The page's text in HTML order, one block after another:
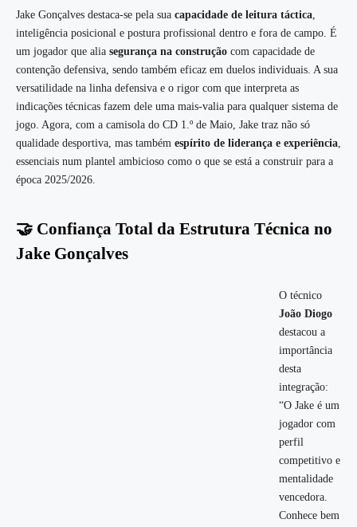
Jake Gonçalves destaca-se pela sua capacidade de leitura táctica,
inteligência posicional e postura profissional dentro e fora de campo. É
um jogador que alia segurança na construção com capacidade de
contenção defensiva, sendo também eficaz em duelos individuais. A sua
versatilidade na linha defensiva e o rigor com que interpreta as
indicações técnicas fazem dele uma mais-valia para qualquer sistema de
jogo. Agora, com a camisola do CD 1.º de Maio, Jake traz não só
qualidade desportiva, mas também espírito de liderança e experiência,
essenciais num plantel ambicioso como o que se está a construir para a
época 2025/2026.
🤝 Confiança Total da Estrutura Técnica no
Jake Gonçalves
O técnico
João Diogo
destacou a
importância
desta
integração:
“O Jake é um
jogador com
perfil
competitivo e
mentalidade
vencedora.
Conhece bem